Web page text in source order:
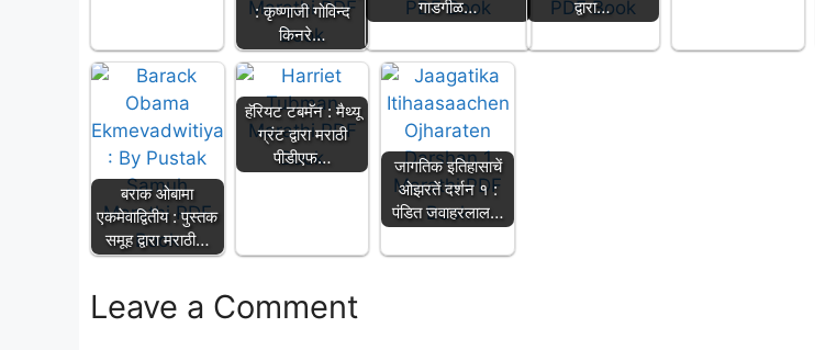
: कृष्णाजी गोविन्द
किनरे…
गाडगीळ…
द्वारा…
बराक ओबामा
एकमेवाद्वितीय : पुस्तक
समूह द्वारा मराठी…
हॅरियट टबमॅन : मैथ्यू
ग्रंट द्वारा मराठी
पीडीएफ…
जागतिक इतिहासाचें
ओझरतें दर्शन १ :
पंडित जवाहरलाल…
Leave a Comment